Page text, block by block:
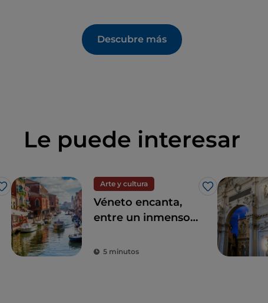
Descubre más
Le puede interesar
Me gusta
Arte y cultura
Me gusta
Véneto encanta,
entre un inmenso
artístico e histórico
5 minutos